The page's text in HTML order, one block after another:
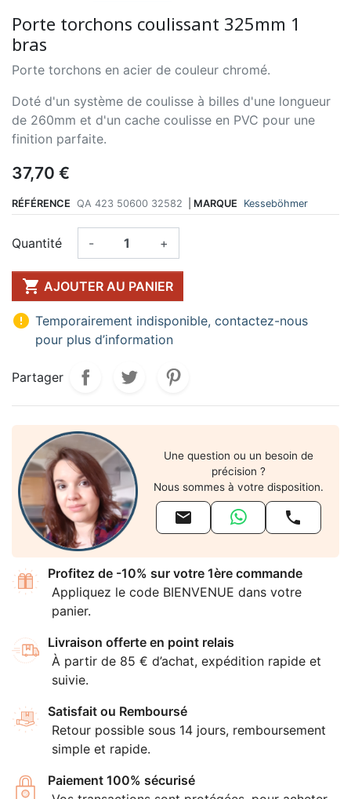
Porte torchons coulissant 325mm 1
bras
Porte torchons en acier de couleur chromé.
Doté d'un système de coulisse à billes d'une longueur
de 260mm et d'un cache coulisse en PVC pour une
finition parfaite.
37,70 €
RÉFÉRENCE QA 423 50600 32582 MARQUE Kesseböhmer
Quantité - +
 AJOUTER AU PANIER
 Temporairement indisponible, contactez-nous
pour plus d’information
Partager
Une question ou un besoin de
précision ?
Nous sommes à votre disposition.
 
Profitez de -10% sur votre 1ère commande
Appliquez le code BIENVENUE dans votre
panier.
Livraison offerte en point relais
À partir de 85 € d’achat, expédition rapide et
suivie.
Satisfait ou Remboursé
Retour possible sous 14 jours, remboursement
simple et rapide.
Paiement 100% sécurisé